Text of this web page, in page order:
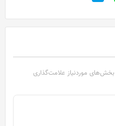
بخش‌های موردنیاز علامت‌گذاری